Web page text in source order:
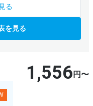
りにし綴じることなく
ーペーパー等に最適で
る
を見る
1,556 円〜